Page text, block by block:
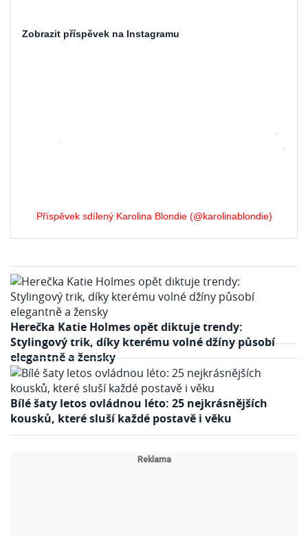
Zobrazit příspěvek na Instagramu
Příspěvek sdílený Karolina Blondie (@karolinablondie)
Herečka Katie Holmes opět diktuje trendy:
Stylingový trik, díky kterému volné džíny působí
elegantně a žensky
Bílé šaty letos ovládnou léto: 25 nejkrásnějších
kousků, které sluší každé postavě i věku